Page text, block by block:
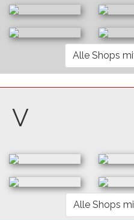
Alle Shops
V
Alle Shops